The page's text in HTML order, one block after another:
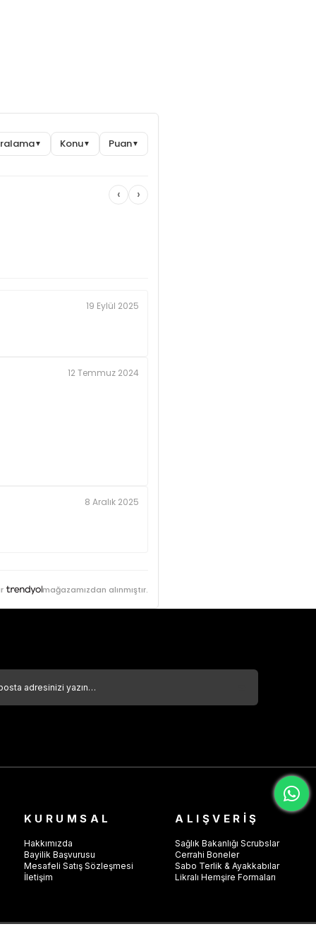
▼ Konu▼ Puan▼
‹ ›
19 Eylül 2025
12 Temmuz 2024
8 Aralık 2025
mağazamızdan alınmıştır.
KURUMSAL
Hakkımızda
Bayilik Başvurusu
Mesafeli Satış Sözleşmesi
İletişim
ALIŞVERİŞ
Sağlık Bakanlığı Scrubslar
Cerrahi Boneler
Sabo Terlik & Ayakkabılar
Likralı Hemşire Formaları